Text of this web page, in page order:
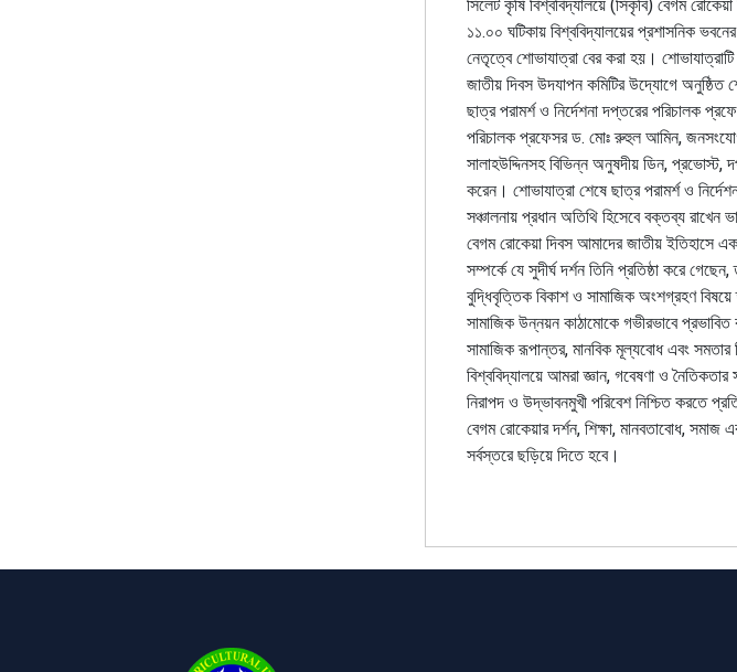
সিলেট কৃষি বিশ্ববিদ্যালয়ে (সিকৃবি) বেগম
১১.০০ ঘটিকায় বিশ্ববিদ্যালয়ের প্রশাসনিক
নেতৃত্বে শোভাযাত্রা বের করা হয়।
জাতীয় দিবস উদযাপন কমিটির উদ্যোগে অনুষ্ঠিত
ছাত্র পরামর্শ ও নির্দেশনা দপ্তরের পরিচালক
পরিচালক প্রফেসর ড. মোঃ রুহুল আমিন,
সালাহউদ্দিনসহ বিভিন্ন অনুষদীয় ডিন, প্রভোস্ট,
করেন। শোভাযাত্রা শেষে ছাত্র পরামর্শ ও
সঞ্চালনায় প্রধান অতিথি হিসেবে বক্তব্য
বেগম রোকেয়া দিবস আমাদের জাতীয় ইতিহাসে
সম্পর্কে যে সুদীর্ঘ দর্শন তিনি প্রতিষ্ঠা করে
বুদ্ধিবৃত্তিক বিকাশ ও সামাজিক অংশগ্রহণ বিষয়ে
সামাজিক উন্নয়ন কাঠামোকে গভীরভাবে
সামাজিক রূপান্তর, মানবিক মূল্যবোধ এবং সমতার
বিশ্ববিদ্যালয়ে আমরা জ্ঞান, গবেষণা ও
নিরাপদ ও উদ্ভাবনমুখী পরিবেশ নিশ্চিত করতে
বেগম রোকেয়ার দর্শন, শিক্ষা, মানবতাবোধ,
সর্বস্তরে ছড়িয়ে দিতে হবে।